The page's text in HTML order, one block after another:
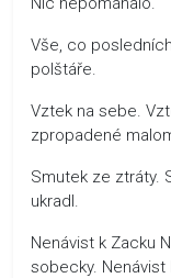
Vše, co
polštáře.
Vztek na sebe.
zpropadené
Smutek ze ztráty.
ukradl.
Nenávist k Zacku
sobecky. Nenávist